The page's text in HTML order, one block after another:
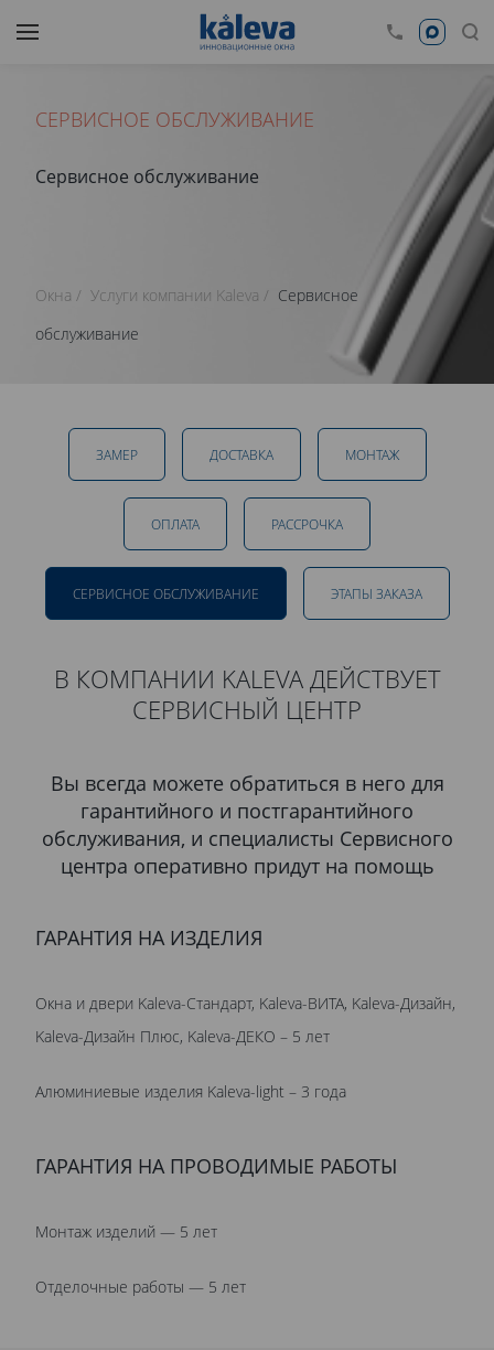
СЕРВИСНОЕ ОБСЛУЖИВАНИЕ
Сервисное обслуживание
Окна Услуги компании Kaleva
Сервисное
обслуживание
ЗАМЕР ДОСТАВКА МОНТАЖ
ОПЛАТА РАССРОЧКА
СЕРВИСНОЕ ОБСЛУЖИВАНИЕ ЭТАПЫ ЗАКАЗА
В КОМПАНИИ KALEVA ДЕЙСТВУЕТ
СЕРВИСНЫЙ ЦЕНТР
Вы всегда можете обратиться в него для
гарантийного и постгарантийного
обслуживания, и специалисты Сервисного
центра оперативно придут на помощь
ГАРАНТИЯ НА ИЗДЕЛИЯ
Окна и двери Kaleva-Стандарт, Kaleva-ВИТА, Kaleva-Дизайн,
Kaleva-Дизайн Плюс, Kaleva-ДЕКО – 5 лет
Алюминиевые изделия Kaleva-light – 3 года
ГАРАНТИЯ НА ПРОВОДИМЫЕ РАБОТЫ
Монтаж изделий — 5 лет
Отделочные работы — 5 лет